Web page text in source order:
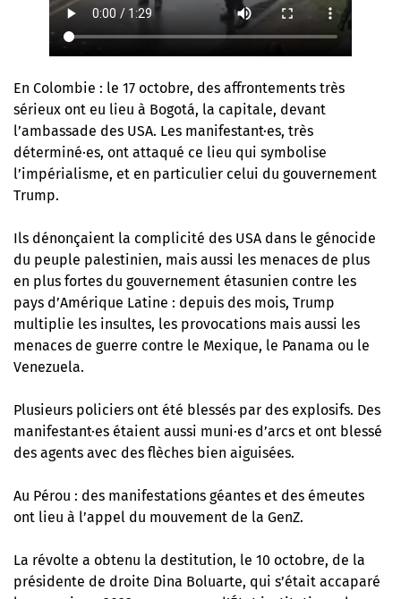
En Colombie : le 17 octobre, des affrontements très
sérieux ont eu lieu à Bogotá, la capitale, devant
l’ambassade des USA. Les manifestant·es, très
déterminé·es, ont attaqué ce lieu qui symbolise
l’impérialisme, et en particulier celui du gouvernement
Trump.
Ils dénonçaient la complicité des USA dans le génocide
du peuple palestinien, mais aussi les menaces de plus
en plus fortes du gouvernement étasunien contre les
pays d’Amérique Latine : depuis des mois, Trump
multiplie les insultes, les provocations mais aussi les
menaces de guerre contre le Mexique, le Panama ou le
Venezuela.
Plusieurs policiers ont été blessés par des explosifs. Des
manifestant·es étaient aussi muni·es d’arcs et ont blessé
des agents avec des flèches bien aiguisées.
Au Pérou : des manifestations géantes et des émeutes
ont lieu à l’appel du mouvement de la GenZ.
La révolte a obtenu la destitution, le 10 octobre, de la
présidente de droite Dina Boluarte, qui s’était accaparé